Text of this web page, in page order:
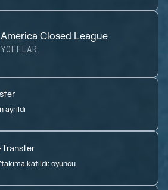
Closed League
ayrıldı
Transfer
takıma katıldı:oyuncu